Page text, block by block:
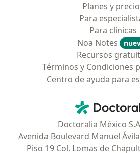
Planes y
Para
Para clínicas
Noa Notes
Recursos
Términos y Condiciones
Centro de ayuda para
Doctoralia México
Avenida Boulevard Manuel
Piso 19 Col. Lomas de